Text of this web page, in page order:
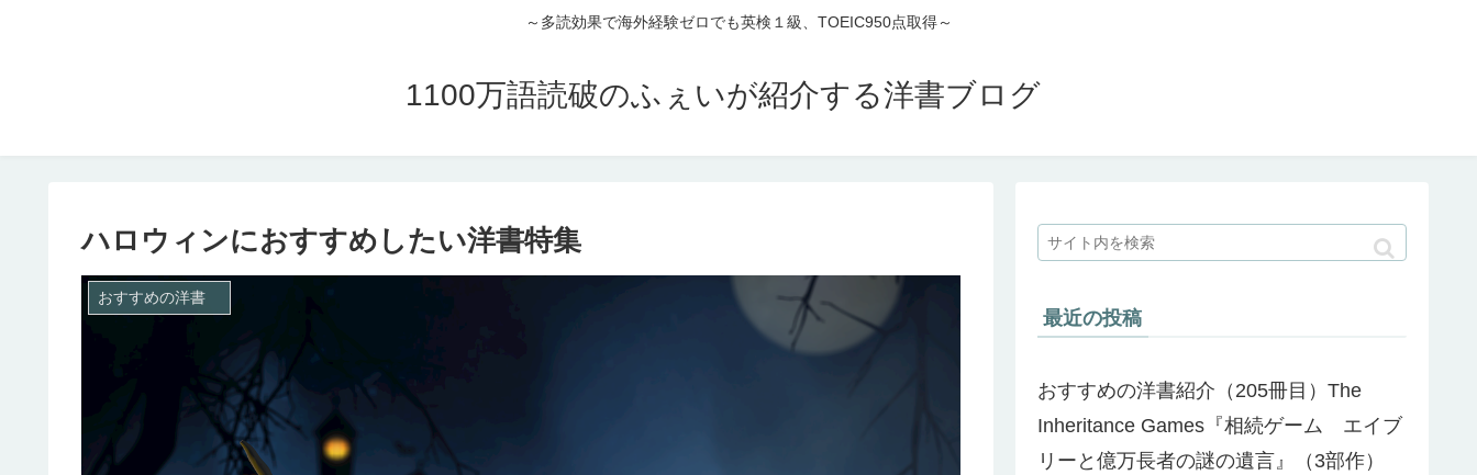
～多読効果で海外経験ゼロでも英検１級、TOEIC950点取得～
1100万語読破のふぇいが紹介する洋書ブログ
ハロウィンにおすすめしたい洋書特集
おすすめの洋書
最近の投稿
おすすめの洋書紹介（205冊目）The
Inheritance Games『相続ゲーム エイブ
リーと億万長者の謎の遺言』（3部作）